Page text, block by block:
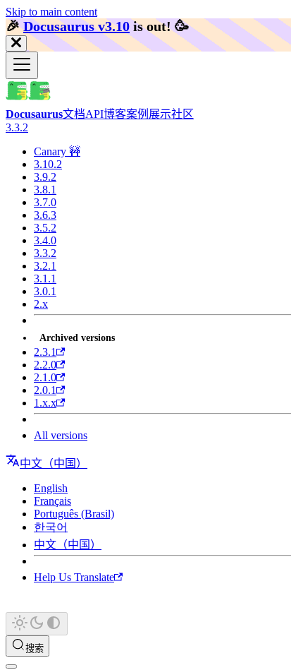
Skip to main content
🎉️Docusaurus v3.10 is out! 🥳️
Docusaurus文档API博客案例展示社区
3.3.2
Canary 🚧
3.10.2
3.9.2
3.8.1
3.7.0
3.6.3
3.5.2
3.4.0
3.3.2
3.2.1
3.1.1
3.0.1
2.x
Archived versions
2.3.1
2.2.0
2.1.0
2.0.1
1.x.x
All versions
中文（中国）
English
Français
Português (Brasil)
한국어
中文（中国）
Help Us Translate
搜索